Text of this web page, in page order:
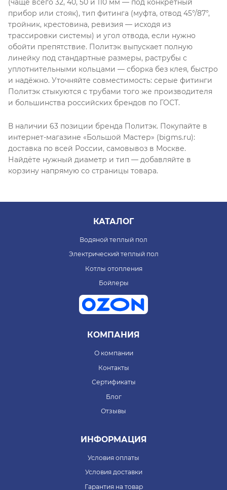
(чаще всего 32, 40, 50 и 110 мм — под конкретный
прибор или стояк), тип фитинга (муфта, отвод 45°/87°,
тройник, крестовина, ревизия — исходя из
трассировки системы) и угол отвода, если нужно
обойти препятствие. Политэк выпускает полную
линейку под стандартные размеры, раструбы с
уплотнительными кольцами — сборка без клея, быстро
и надёжно. Уточняйте совместимость: серые фитинги
Политэк стыкуются с трубами того же производителя
и большинства российских брендов по ГОСТ.
В наличии 63 позиции бренда Политэк. Покупайте в
интернет-магазине «Большой Мастер» (bigms.ru):
доставка по всей России, самовывоз в Москве.
Найдёте нужный диаметр и тип — добавляйте в
корзину напрямую со страницы товара.
КАТАЛОГ
Водяной теплый пол
Электрический теплый пол
Котлы отопления
Бойлеры
КОМПАНИЯ
О компании
Контакты
Сертификаты
Блог
Отзывы
ИНФОРМАЦИЯ
Условия оплаты
Условия доставки
Гарантия на товар